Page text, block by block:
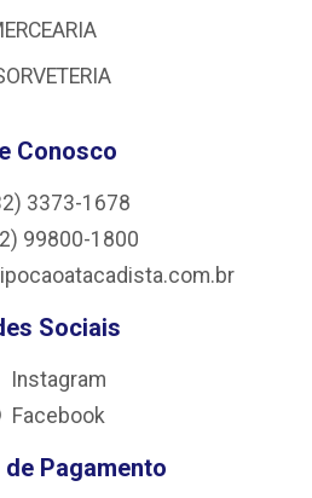
Conosco
3373-1678
99800-1800
Sociais
Instagram
Facebook
Pagamento